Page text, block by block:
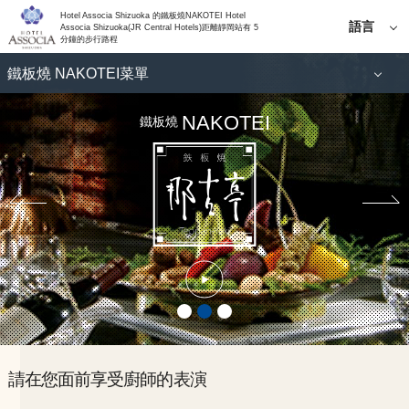
Hotel Associa Shizuoka 的鐵板燒NAKOTEI Hotel
Associa Shizuoka(JR Central Hotels)距離靜岡站有 5
分鐘的步行路程
語言
日語
English
한국어
簡體中
文
繁體中
文
鐵板燒 NAKOTEI菜單
商店信息 鐵板燒 NAKOTEI
請在您面前享受廚師的表演